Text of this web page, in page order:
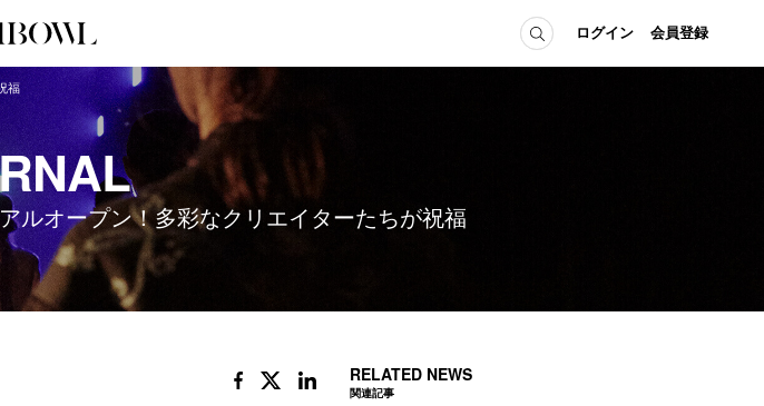
ログイン 会員登録
COLLABORATION
コラボ募集一覧
コラボ募集記事
コラボ実績案内
初めての方へ
Q&A
企業担当の方へ
福
ルオープン！多彩なクリエイターたちが祝福
RELATED NEWS
関連記事